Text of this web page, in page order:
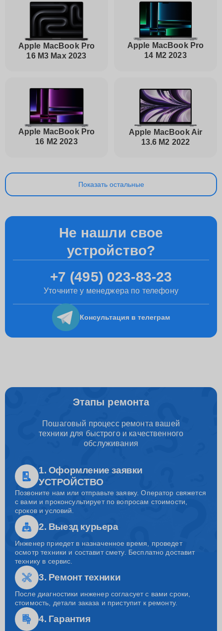
Apple MacBook Pro
16 M3 Max 2023
Apple MacBook Pro
14 M2 2023
Apple MacBook Pro
16 M2 2023
Apple MacBook Air
13.6 M2 2022
Показать остальные
Не нашли свое
устройство?
+7 (495) 023-83-23
Уточните у менеджера по телефону
Консультация в телеграм
Этапы ремонта
Пошаговый процесс ремонта вашей
техники для быстрого и качественного
обслуживания
1. Оформление заявки
УСТРОЙСТВО
Позвоните нам или отправьте заявку. Оператор свяжется
с вами и проконсультирует по вопросам стоимости,
сроков и условий.
2. Выезд курьера
Инженер приедет в назначенное время, проведет
осмотр техники и составит смету. Бесплатно доставит
технику в сервис.
3. Ремонт техники
После диагностики инженер согласует с вами сроки,
стоимость, детали заказа и приступит к ремонту.
4. Гарантия